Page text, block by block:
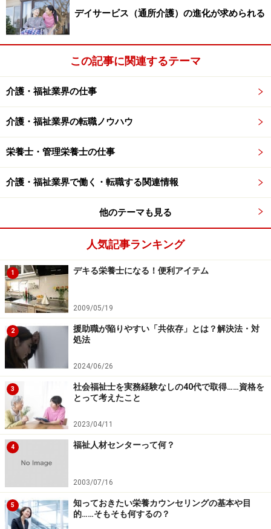
装具をつくり、患者に装着してもらって調整し、使い方
を指導していく役割を担います。国家資格の医療関係者
であり、職人的な手先の器用さも求められます。同時
に、患者とやりとりしながら要望をくみ上げていくコミ
ュニケーション能力も必要です。
■盲導犬訓練士・盲導犬歩行指導員
練施設で認定している民間資格です。盲導犬訓練士は、
生後1年前後の盲導犬候補の子犬を、10ヵ月間ほどの訓
います。盲導犬歩行指導員は、視覚障害者が訓練された
盲導犬とともに歩き、ともに自宅で暮らせるよう､盲導犬
との歩行と生活の指導を行います。盲導犬歩行指導員に
なるには、盲導犬訓練士として一定以上の経験を積む必
要があります。
>>次は「理学療法士と作業療法士の違い」
「介護・福祉業界で働く」サイトトップへ
※記事内容は執筆時点のものです。最新の内容をご確認くださ
い。
1
デイサービス（通所介護）の進化が求められる
この記事に関連するテーマ
介護・福祉業界の仕事
介護・福祉業界の転職ノウハウ
栄養士・管理栄養士の仕事
介護・福祉業界で働く・転職する関連情報
他のテーマも見る
人気記事ランキング
1 デキる栄養士になる！便利アイテム
2009/05/19
2
援助職が陥りやすい「共依存」とは？解決法・対
処法
2024/06/26
3
社会福祉士を実務経験なしの40代で取得……資格を
とって考えたこと
2023/04/11
4 福祉人材センターって何？
2003/07/16
5
知っておきたい栄養カウンセリングの基本や目
的……そもそも何するの？